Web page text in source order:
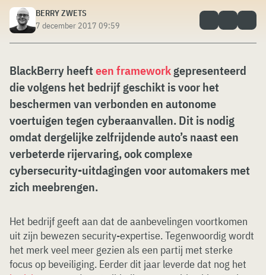
BERRY ZWETS
7 december 2017 09:59
BlackBerry heefteen frameworkgepresenteerd
die volgens het bedrijf geschikt is voor het
beschermen van verbonden en autonome
voertuigen tegen cyberaanvallen. Dit is nodig
omdat dergelijke zelfrijdende auto’s naast een
verbeterde rijervaring, ook complexe
cybersecurity-uitdagingen voor automakers met
zich meebrengen.
Het bedrijf geeft aan dat de aanbevelingen voortkomen
uit zijn bewezen security-expertise. Tegenwoordig wordt
het merk veel meer gezien als een partij met sterke
focus op beveiliging. Eerder dit jaar leverde dat nog het